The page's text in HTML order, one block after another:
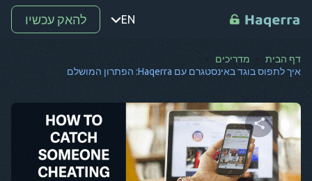
EN
נקודה
רו
מ-
SV
להאק עכשיו
דף הבית
מדריכים
איך לתפוס בוגד באינסטגרם עם Haqerra: הפתרון המושלם
שתף מאמר זה